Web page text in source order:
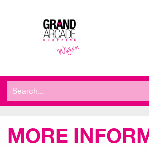
Search
MORE